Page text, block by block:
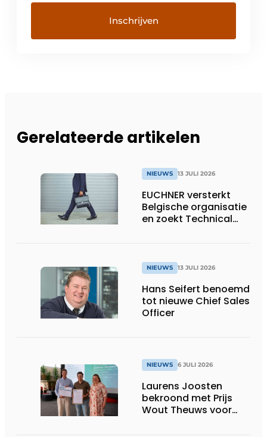
Gerelateerde artikelen
NIEUWS 13 JULI 2026
EUCHNER versterkt
Belgische organisatie
en zoekt Technical
NIEUWS 13 JULI 2026
Hans Seifert benoemd
tot nieuwe Chief Sales
Officer
NIEUWS 6 JULI 2026
Laurens Joosten
bekroond met Prijs
Wout Theuws voor